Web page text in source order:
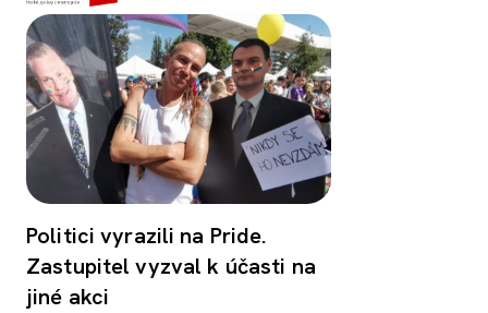
Politici vyrazili na Pride.
Zastupitel vyzval k účasti na
jiné akci